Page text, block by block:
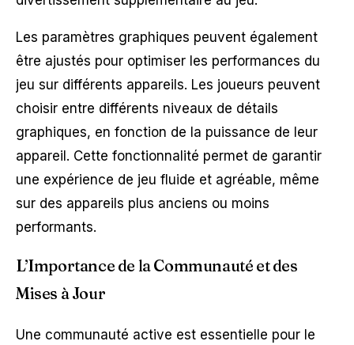
Les paramètres graphiques peuvent également
être ajustés pour optimiser les performances du
jeu sur différents appareils. Les joueurs peuvent
choisir entre différents niveaux de détails
graphiques, en fonction de la puissance de leur
appareil. Cette fonctionnalité permet de garantir
une expérience de jeu fluide et agréable, même
sur des appareils plus anciens ou moins
performants.
L’Importance de la Communauté et des
Mises à Jour
Une communauté active est essentielle pour le